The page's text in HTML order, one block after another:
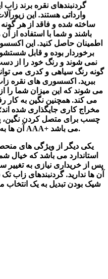
گردنبندهای نقره برند زاب
وارداتی هستند. این
ساخته شده و فاقد از هر
باشند و شما با استفاده از
اطمینان حاصل کنید. این
برخوردار بوده و قابل
نمی شوند و رنگ خود را از
گونه رنگ سیاهی و کدری می
می شوند که این میزان شما را
می کند. همچنین نگین به کار
مخراج کاری جایگذاری شده
چسب برای متصل کردن نگین،
آن ها به کار رفته است. کیفیت این نگین ها AAA+ می باشد.
یکی دیگر از ویژگی های
استاندارد می باشد که خیال
پس از خریداری نیازی به تغییر
آن ها ندارید. گردنبندهای زاب
شیک بودن تبدیل به یک انتخاب